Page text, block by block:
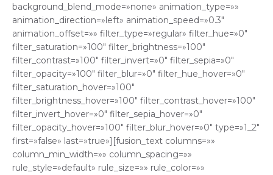
background_blend_mode=»none» animation_type=»»
animation_direction=»left» animation_speed=»0.3″
animation_offset=»» filter_type=»regular» filter_hue=»0″
filter_saturation=»100″ filter_brightness=»100″
filter_contrast=»100″ filter_invert=»0″ filter_sepia=»0″
filter_opacity=»100″ filter_blur=»0″ filter_hue_hover=»0″
filter_saturation_hover=»100″
filter_brightness_hover=»100″ filter_contrast_hover=»100″
filter_invert_hover=»0″ filter_sepia_hover=»0″
filter_opacity_hover=»100″ filter_blur_hover=»0″ type=»1_2″
first=»false» last=»true»][fusion_text columns=»»
column_min_width=»» column_spacing=»»
rule_style=»default» rule_size=»» rule_color=»»